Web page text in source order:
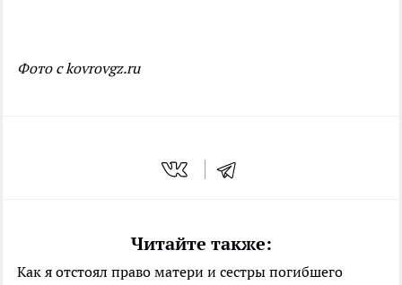
Фото с kovrovgz.ru
Читайте также:
Как я отстоял право матери и сестры погибшего